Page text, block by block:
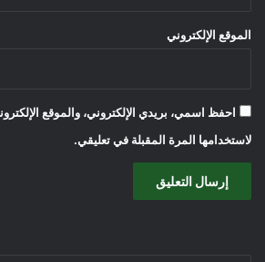
الموقع الإلكتروني
احفظ اسمي، بريدي الإلكتروني، والموقع
لاستخدامها المرة المقبلة في تعليقي.